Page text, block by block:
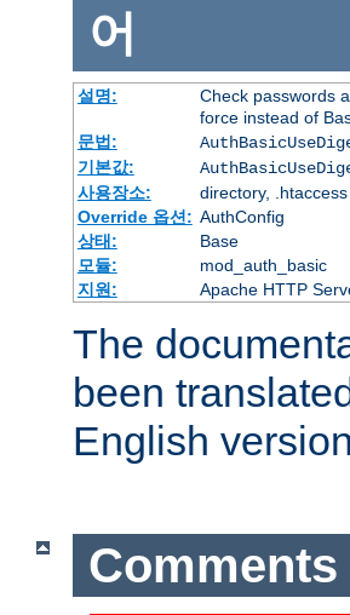
어
설명:
Check passwords
force instead of
문법:
기본값:
사용장소:
directory, .htaccess
Override 옵션: AuthConfig
상태:
Base
모듈:
mod_auth_basic
지원:
Apache HTTP
The
been
English
Comments